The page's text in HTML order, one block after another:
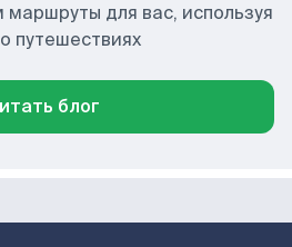
для вас, используя
путешествиях
блог